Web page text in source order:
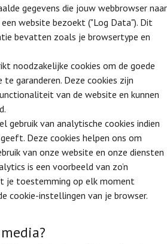
gegevens die jouw webbrowser naar
website bezoekt ("Log Data"). Dit
bevatten zoals je browsertype en
noodzakelijke cookies om de goede
garanderen. Deze cookies zijn
van de website en kunnen
gebruik van analytische cookies indien
Deze cookies helpen ons om
van onze website en onze diensten
is een voorbeeld van zo’n
je toestemming op elk moment
cookie-instellingen van je browser.